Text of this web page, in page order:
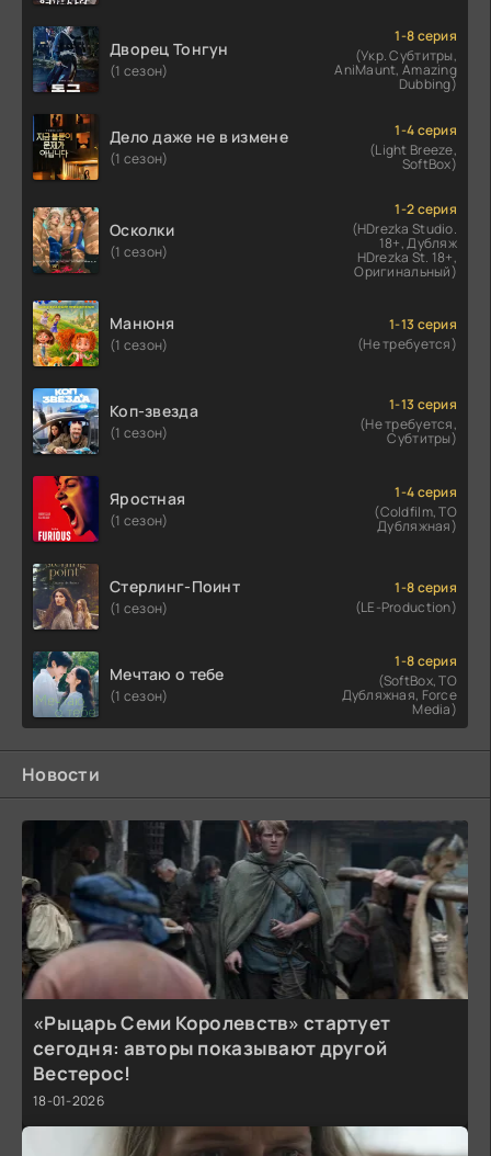
Дворец Тонгун
(1 сезон)
1-8 серия
(Укр. Субтитры,
AniMaunt, Amazing
Dubbing)
Дело даже не в измене
(1 сезон)
1-4 серия
(Light Breeze,
SoftBox)
Осколки
(1 сезон)
1-2 серия
(HDrezka Studio.
18+, Дубляж
HDrezka St. 18+,
Оригинальный)
Манюня
(1 сезон)
1-13 серия
(Не требуется)
Коп-звезда
(1 сезон)
1-13 серия
(Не требуется,
Субтитры)
Яростная
(1 сезон)
1-4 серия
(Coldfilm, ТО
Дубляжная)
Стерлинг-Поинт
(1 сезон)
1-8 серия
(LE-Production)
Мечтаю о тебе
(1 сезон)
1-8 серия
(SoftBox, ТО
Дубляжная, Force
Media)
Новости
«Рыцарь Семи Королевств» стартует
сегодня: авторы показывают другой
Вестерос!
18-01-2026